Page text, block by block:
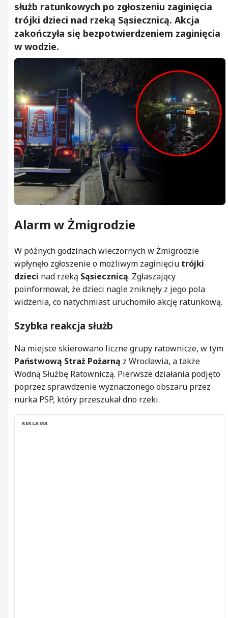
służb ratunkowych po zgłoszeniu zaginięcia
trójki dzieci nad rzeką Sąsiecznicą. Akcja
zakończyła się bezpotwierdzeniem zaginięcia
w wodzie.
Alarm w Żmigrodzie
W późnych godzinach wieczornych w Żmigrodzie
wpłynęło zgłoszenie o możliwym zaginięciu trójki
dzieci nad rzeką Sąsiecznicą. Zgłaszający
poinformował, że dzieci nagle zniknęły z jego pola
widzenia, co natychmiast uruchomiło akcję ratunkową.
Szybka reakcja służb
Na miejsce skierowano liczne grupy ratownicze, w tym
Państwową Straż Pożarną z Wrocławia, a także
Wodną Służbę Ratowniczą. Pierwsze działania podjęto
poprzez sprawdzenie wyznaczonego obszaru przez
nurka PSP, który przeszukał dno rzeki.
REKLAMA